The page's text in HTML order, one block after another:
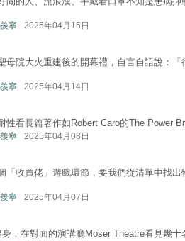
寧 2025年04月15日
母院大火重建後的開幕禮，自言自語說：
寧 2025年04月14日
性看長篇著作如Robert Caro的The Power
寧 2025年04月08日
「收買佬」遊戲環節，要我們從清單中找
寧 2025年04月07日
，在對面的演講廳Moser Theatre看見幾